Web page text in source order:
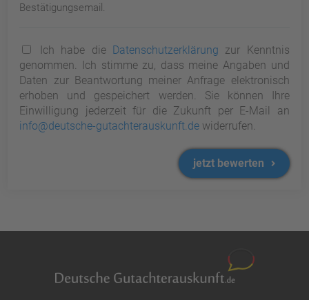
Bestätigungsemail.
Ich habe die Datenschutzerklärung zur Kenntnis
genommen. Ich stimme zu, dass meine Angaben und
Daten zur Beantwortung meiner Anfrage elektronisch
erhoben und gespeichert werden. Sie können Ihre
Einwilligung jederzeit für die Zukunft per E-Mail an
info@deutsche-gutachterauskunft.de widerrufen.
jetzt bewerten